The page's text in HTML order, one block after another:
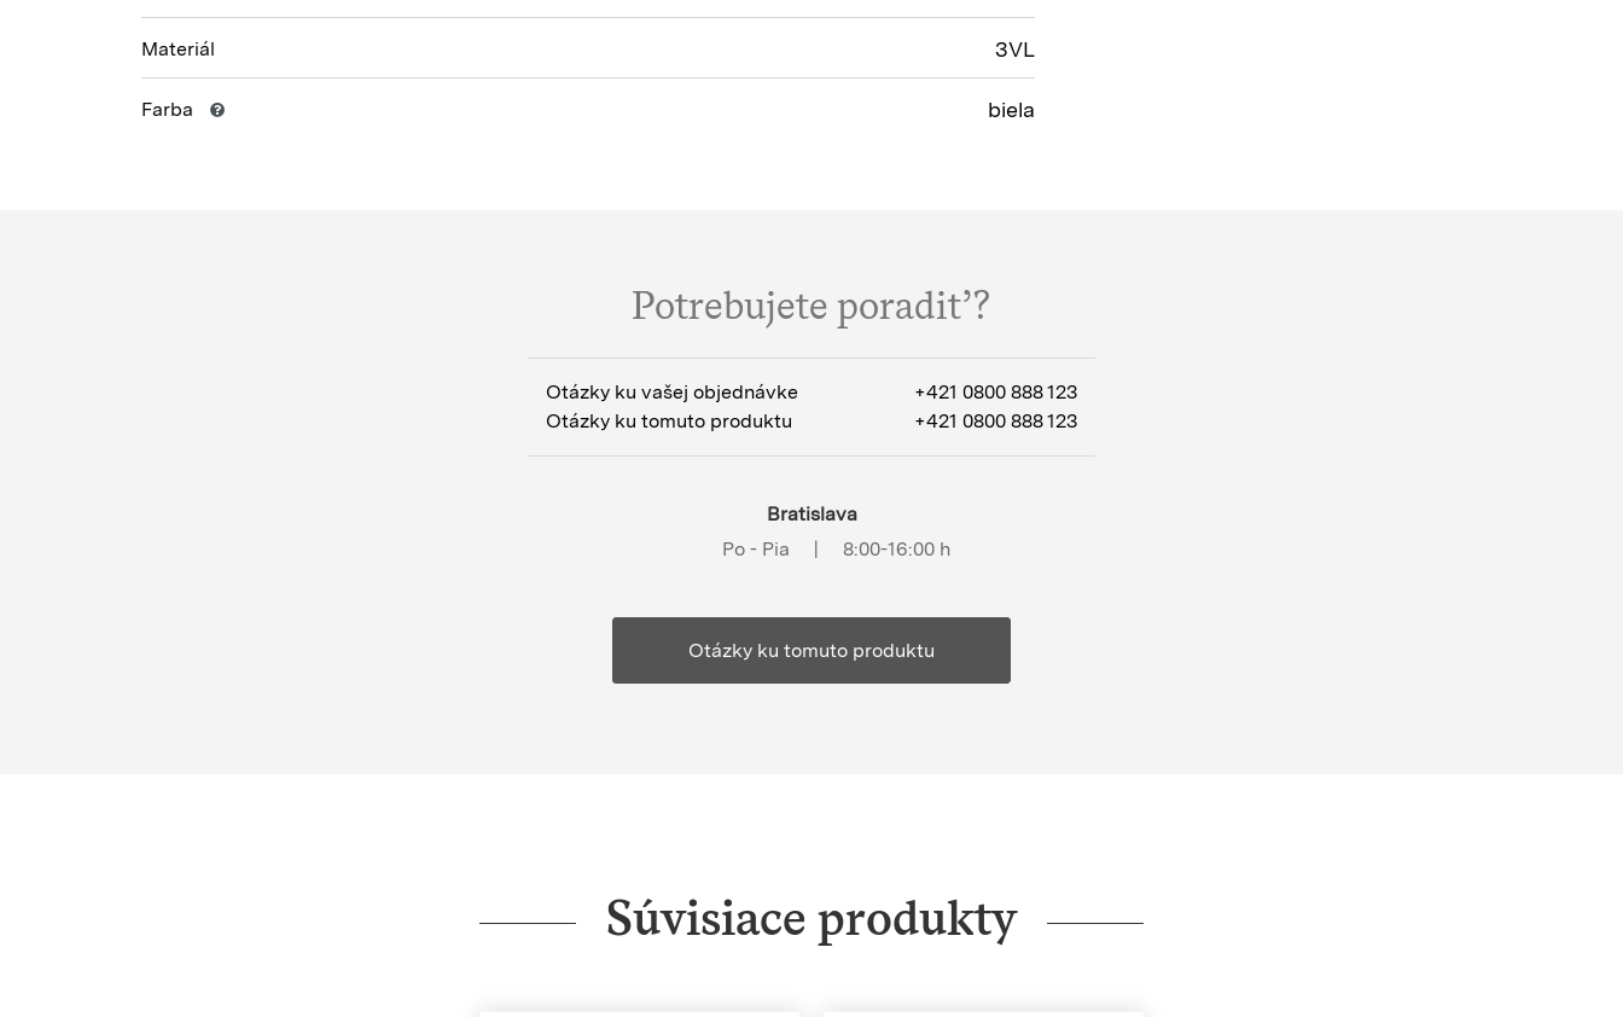
Materiál 3VL
Farba biela
Potrebujete poradiť?
Otázky ku vašej objednávke
+421 0800 888 123
Otázky ku tomuto produktu
+421 0800 888 123
Bratislava
Po - Pia
| 8:00-16:00 h
Otázky ku tomuto produktu
Súvisiace produkty